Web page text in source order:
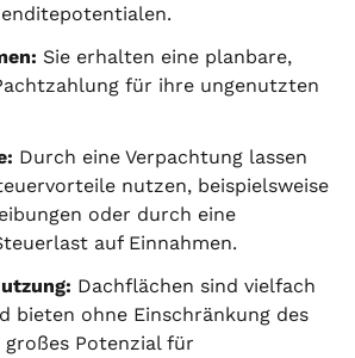
Sie erhalten eine planbare,
für ihre ungenutzten
Durch eine Verpachtung lassen
nutzen, beispielsweise
oder durch eine
auf Einnahmen.
Dachflächen sind vielfach
bieten ohne Einschränkung des
großes Potenzial für